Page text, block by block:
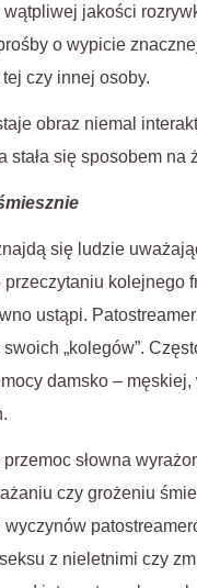
jakości
o wypicie
czy innej osoby.
obraz niemal
stała się sposobem na
się ludzie
przeczytaniu kolejnego
ustąpi.
„kolegów”.
damsko –
słowna
czy grożeniu
wyczynów
z nieletnimi czy